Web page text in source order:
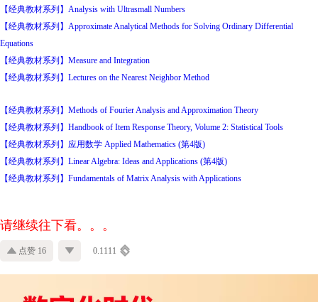
【经典教材系列】Analysis with Ultrasmall Numbers
【经典教材系列】Approximate Analytical Methods for Solving Ordinary Differential
Equations
【经典教材系列】Measure and Integration
【经典教材系列】Lectures on the Nearest Neighbor Method
【经典教材系列】Methods of Fourier Analysis and Approximation Theory
【经典教材系列】Handbook of Item Response Theory, Volume 2: Statistical Tools
【经典教材系列】应用数学 Applied Mathematics (第4版)
【经典教材系列】Linear Algebra: Ideas and Applications (第4版)
【经典教材系列】Fundamentals of Matrix Analysis with Applications
请继续往下看。。。
点赞 16 0.1111